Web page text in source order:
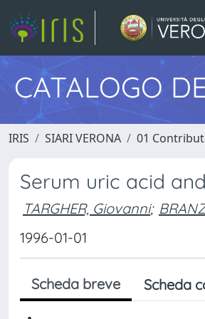
CATALOGO
IRIS SIARI VERONA 01
Serum uric acid
TARGHER, Giovanni;
1996-01-01
Scheda breve Scheda